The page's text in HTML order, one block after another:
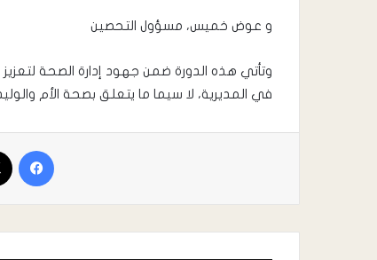
و عوض خميس، مسؤول التحصين
وتأتي هذه الدورة ضمن جهود إدارة الصحة
في المديرية، لا سيما ما يتعلق بصحة الأم